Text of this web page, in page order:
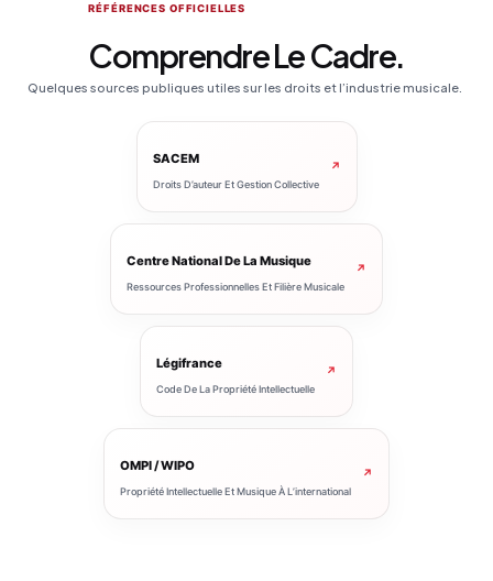
RÉFÉRENCES OFFICIELLES
Comprendre Le Cadre.
Quelques sources publiques utiles sur les droits et l’industrie musicale.
SACEM
Droits D’auteur Et Gestion Collective
↗
Centre National De La Musique
Ressources Professionnelles Et Filière Musicale
↗
Légifrance
Code De La Propriété Intellectuelle
↗
OMPI / WIPO
Propriété Intellectuelle Et Musique À L’international
↗